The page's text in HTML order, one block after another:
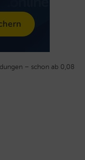
– schon ab 0,08